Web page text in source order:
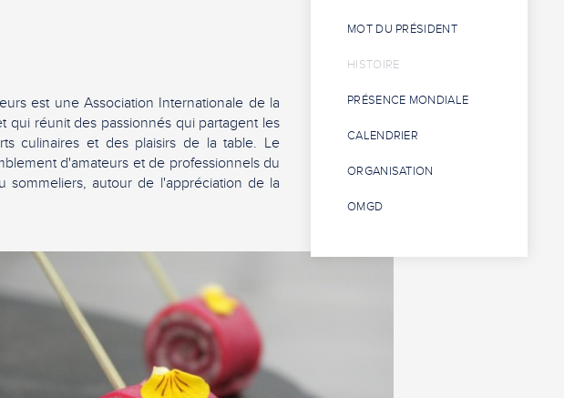
est une Association Internationale de la
qui réunit des passionnés qui partagent les
culinaires et des plaisirs de la table. Le
d'amateurs et de professionnels du
sommeliers, autour de l'appréciation de la
MOT DU PRÉSIDENT
HISTOIRE
PRÉSENCE MONDIALE
CALENDRIER
ORGANISATION
OMGD